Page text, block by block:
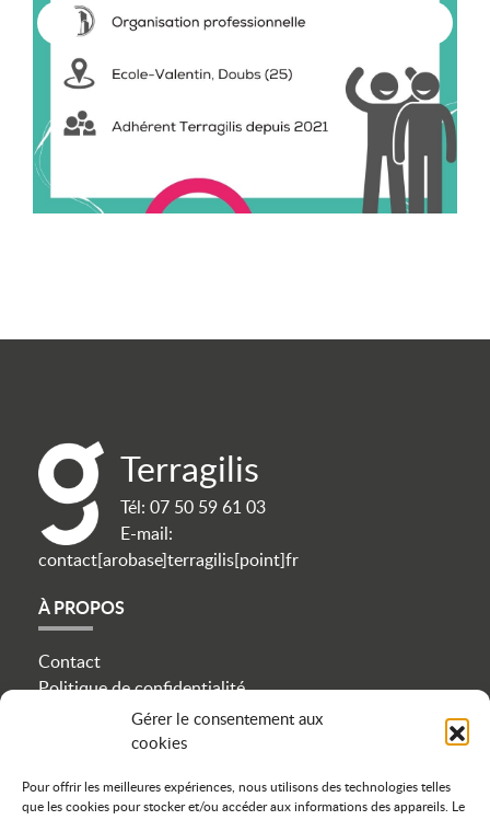
Gérer le consentement aux
cookies
Pour offrir les meilleures expériences, nous utilisons des technologies telles
que les cookies pour stocker et/ou accéder aux informations des appareils. Le
Terragilis
Tél: 07 50 59 61 03
E-mail:
contact[arobase]terragilis[point]fr
À PROPOS
Contact
Politique de confidentialité
Mentions légales